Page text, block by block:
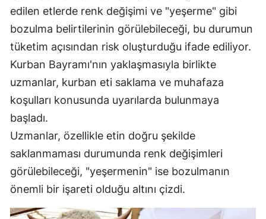
Eskişehir
Gaziantep
Giresun
Gümüşhane
Hatay
Isparta
Mersin
İstanbul
edilen etlerde renk değişimi ve "yeşerme" gibi
bozulma belirtilerinin görülebileceği, bu durumun
tüketim açısından risk oluşturduğu ifade ediliyor.
Kurban Bayramı'nın yaklaşmasıyla birlikte
uzmanlar, kurban eti saklama ve muhafaza
koşulları konusunda uyarılarda bulunmaya
başladı.
Uzmanlar, özellikle etin doğru şekilde
saklanmaması durumunda renk değişimleri
görülebileceği, "yeşermenin" ise bozulmanın
önemli bir işareti olduğu altını çizdi.